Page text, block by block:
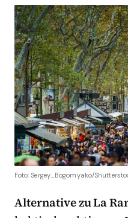
Foto: Sergey_Bogomyako/
Alternative zu La